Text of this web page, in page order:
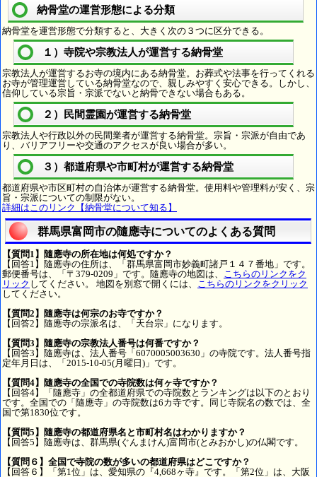
納骨堂の運営形態による分類
納骨堂を運営形態で分類すると、大きく次の３つに区分できる。
１）寺院や宗教法人が運営する納骨堂
宗教法人が運営するお寺の境内にある納骨堂。お葬式や法事を行ってくれる
お寺が管理運営している納骨堂なので、親しみやすく安心できる。しかし、
信仰している宗旨・宗派でないと納骨できない場合もある。
２）民間霊園が運営する納骨堂
宗教法人や行政以外の民間業者が運営する納骨堂。宗旨・宗派が自由であ
り、バリアフリーや交通のアクセスが良い場合が多い。
３）都道府県や市町村が運営する納骨堂
都道府県や市区町村の自治体が運営する納骨堂。使用料や管理料が安く、宗
旨・宗派についての制限がない。
詳細はこのリンク【納骨堂について知る】
群馬県富岡市の隨應寺についてのよくある質問
【質問1】隨應寺の所在地は何処ですか？
【回答1】隨應寺の住所は、「群馬県富岡市妙義町諸戸１４７番地」です。
郵便番号は、「〒379-0209」です。隨應寺の地図は、 こちらのリンクをク
リック してください。 地図を別窓で開くには、 こちらのリンクをクリック
してください。
【質問2】隨應寺は何宗のお寺ですか？
【回答2】隨應寺の宗派名は、「天台宗」になります。
【質問3】隨應寺の宗教法人番号は何番ですか？
【回答3】隨應寺は、法人番号「6070005003630」の寺院です。法人番号指
定年月日は、「2015-10-05(月曜日)」です。
【質問4】隨應寺の全国での寺院数は何ヶ寺ですか？
【回答4】「隨應寺」の全都道府県での寺院数とランキングは以下のとおり
です。全国での「隨應寺」の寺院数は6カ寺です。同じ寺院名の数では、全
国で第1830位です。
【質問5】隨應寺の都道府県名と市町村名はわかりますか？
【回答5】隨應寺は、群馬県(ぐんまけん)富岡市(とみおかし)の仏閣です。
【質問６】全国で寺院の数が多いの都道府県はどこですか？
【回答６】「第1位」は、愛知県の『4,668ヶ寺』です。「第2位」は、大阪